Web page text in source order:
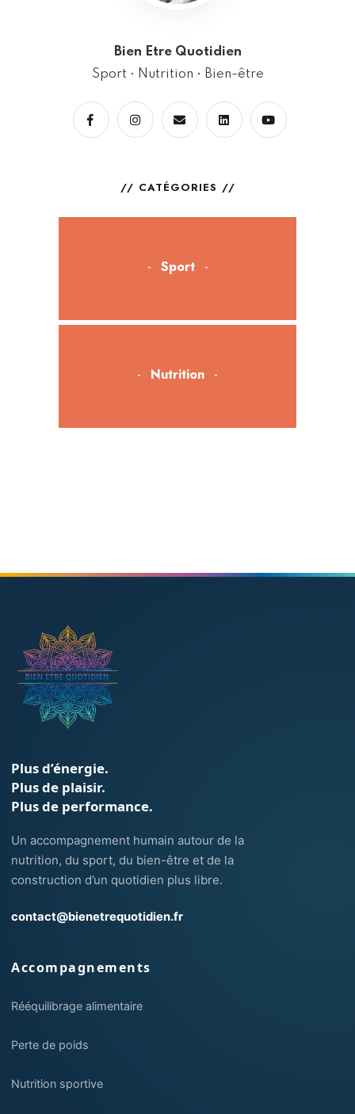
Bien Etre Quotidien
Sport • Nutrition • Bien-être
CATÉGORIES
Sport
Nutrition
Plus d’énergie.
Plus de plaisir.
Plus de performance.
Un accompagnement humain autour de la
nutrition, du sport, du bien-être et de la
construction d’un quotidien plus libre.
contact@bienetrequotidien.fr
Accompagnements
Rééquilibrage alimentaire
Perte de poids
Nutrition sportive